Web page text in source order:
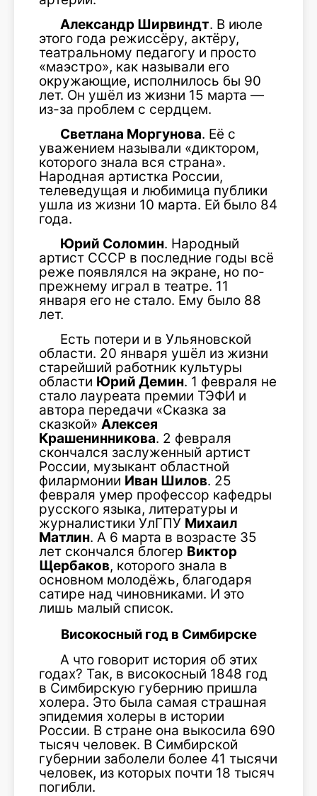
Александр Ширвиндт. В июле
этого года режиссёру, актёру,
театральному педагогу и просто
«маэстро», как называли его
окружающие, исполнилось бы 90
лет. Он ушёл из жизни 15 марта —
из-за проблем с сердцем.
Светлана Моргунова. Её с
уважением называли «диктором,
которого знала вся страна».
Народная артистка России,
телеведущая и любимица публики
ушла из жизни 10 марта. Ей было 84
года.
Юрий Соломин. Народный
артист СССР в последние годы всё
реже появлялся на экране, но по-
прежнему играл в театре. 11
января его не стало. Ему было 88
лет.
Есть потери и в Ульяновской
области. 20 января ушёл из жизни
старейший работник культуры
области Юрий Демин. 1 февраля не
стало лауреата премии ТЭФИ и
автора передачи «Сказка за
сказкой» Алексея
Крашенинникова. 2 февраля
скончался заслуженный артист
России, музыкант областной
филармонии Иван Шилов. 25
февраля умер профессор кафедры
русского языка, литературы и
журналистики УлГПУ Михаил
Матлин. А 6 марта в возрасте 35
лет скончался блогер Виктор
Щербаков, которого знала в
основном молодёжь, благодаря
сатире над чиновниками. И это
лишь малый список.
Високосный год в Симбирске
А что говорит история об этих
годах? Так, в високосный 1848 год
в Симбирскую губернию пришла
холера. Это была самая страшная
эпидемия холеры в истории
России. В стране она выкосила 690
тысяч человек. В Симбирской
губернии заболели более 41 тысячи
человек, из которых почти 18 тысяч
погибли.